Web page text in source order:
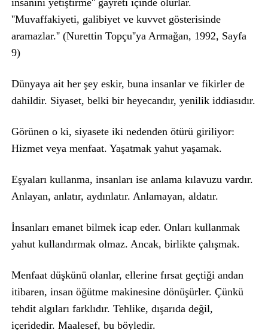
insanını yetiştirme'' gayreti içinde olurlar.
''Muvaffakiyeti, galibiyet ve kuvvet gösterisinde
aramazlar.'' (Nurettin Topçu''ya Armağan, 1992, Sayfa
9)
Dünyaya ait her şey eskir, buna insanlar ve fikirler de
dahildir. Siyaset, belki bir heyecandır, yenilik iddiasıdır.
Görünen o ki, siyasete iki nedenden ötürü giriliyor:
Hizmet veya menfaat. Yaşatmak yahut yaşamak.
Eşyaları kullanma, insanları ise anlama kılavuzu vardır.
Anlayan, anlatır, aydınlatır. Anlamayan, aldatır.
İnsanları emanet bilmek icap eder. Onları kullanmak
yahut kullandırmak olmaz. Ancak, birlikte çalışmak.
Menfaat düşkünü olanlar, ellerine fırsat geçtiği andan
itibaren, insan öğütme makinesine dönüşürler. Çünkü
tehdit algıları farklıdır. Tehlike, dışarıda değil,
içeridedir. Maalesef, bu böyledir.